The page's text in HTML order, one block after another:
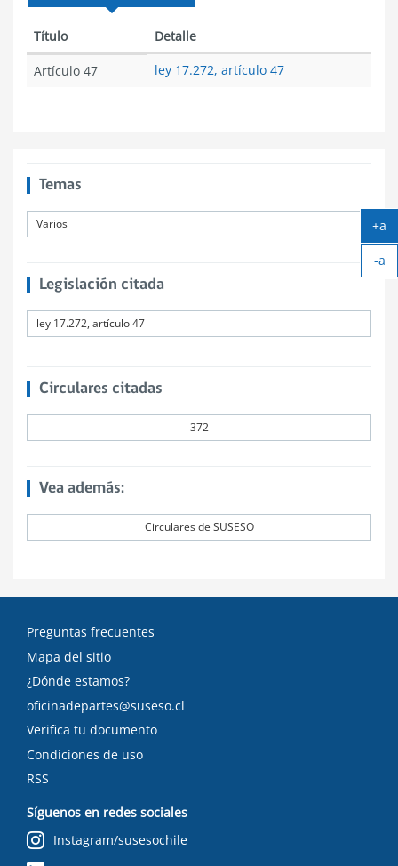
Título Detalle
Artículo 47 ley 17.272, artículo 47
Temas
Varios
Legislación citada
ley 17.272, artículo 47
Circulares citadas
372
Vea además:
Circulares de SUSESO
Preguntas frecuentes
Mapa del sitio
¿Dónde estamos?
oficinadepartes@suseso.cl
Verifica tu documento
Condiciones de uso
RSS
Síguenos en redes sociales
Instagram/susesochile
+a
-a